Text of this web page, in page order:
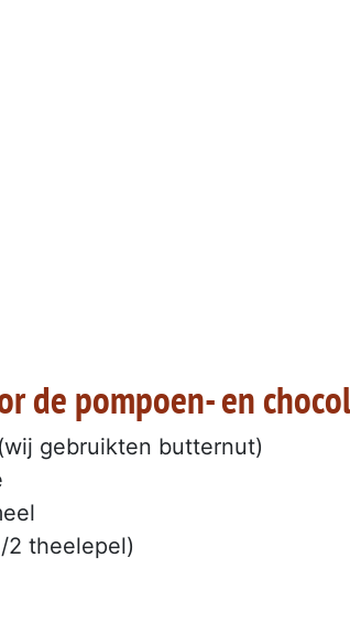
de pompoen- en
gebruikten butternut)
2 theelepel)